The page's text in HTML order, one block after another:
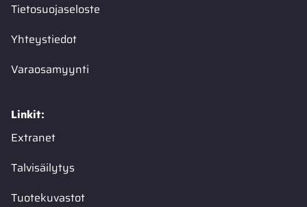
Tietosuojaseloste
Yhteystiedot
Varaosamyynti
Linkit:
Extranet
Talvisäilytys
Tuotekuvastot